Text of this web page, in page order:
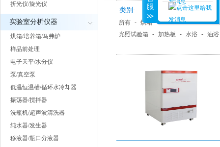
折光仪/旋光仪
实验室分析仪器
烘箱/培养箱/马弗炉
样品前处理
电子天平/水分仪
泵/真空泵
低温恒温槽/循环水冷却器
振荡器/搅拌器
洗瓶机/超声波清洗器
纯水器/发生器
移液器/瓶口分液器
类别:
所有 - 烘箱 - 培养箱 - 马弗炉/电
光照试验箱
- 加热板 - 水浴 - 油浴